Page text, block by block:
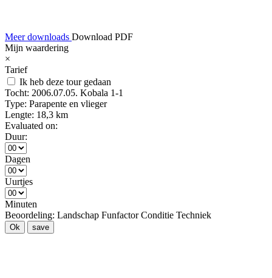
Meer downloads Download PDF
Mijn waardering
×
Tarief
Ik heb deze tour gedaan
Tocht: 2006.07.05. Kobala 1-1
Type: Parapente en vlieger
Lengte: 18,3 km
Evaluated on:
Duur:
Dagen
Uurtjes
Minuten
Beoordeling: Landschap Funfactor Conditie Techniek
Ok save